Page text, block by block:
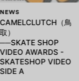
NEWS
CAMELCLUTCH（鳥
取）
──SKATE SHOP
VIDEO AWARDS -
SKATESHOP VIDEO
SIDE A